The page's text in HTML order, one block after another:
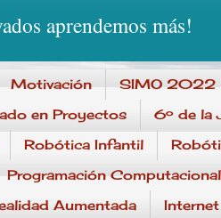
aprendemos más!
Motivación
SIMO 2022
en Proyectos
6º de la
Robótica Infantil
Programación Computacional
Aumentada